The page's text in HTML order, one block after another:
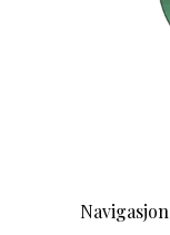
Navigasjon